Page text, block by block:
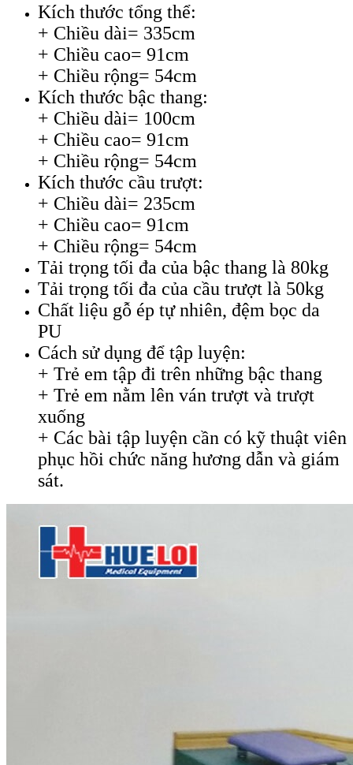
Kích thước tổng thể:
+ Chiều dài= 335cm
+ Chiều cao= 91cm
+ Chiều rộng= 54cm
Kích thước bậc thang:
+ Chiều dài= 100cm
+ Chiều cao= 91cm
+ Chiều rộng= 54cm
Kích thước cầu trượt:
+ Chiều dài= 235cm
+ Chiều cao= 91cm
+ Chiều rộng= 54cm
Tải trọng tối đa của bậc thang là 80kg
Tải trọng tối đa của cầu trượt là 50kg
Chất liệu gỗ ép tự nhiên, đệm bọc da
PU
Cách sử dụng để tập luyện:
+ Trẻ em tập đi trên những bậc thang
+ Trẻ em nằm lên ván trượt và trượt
xuống
+ Các bài tập luyện cần có kỹ thuật viên
phục hồi chức năng hương dẫn và giám
sát.